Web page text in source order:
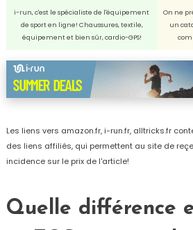
i-run, c'est le spécialiste de l'équipement
de sport en ligne! Chaussures, textile,
équipement et bien sûr, cardio-GPS!
On ne
un
Les liens vers amazon.fr, i-run.fr, alltricks.fr
des liens affiliés, qui permettent au site de
incidence sur le prix de l'article!
Quelle différence